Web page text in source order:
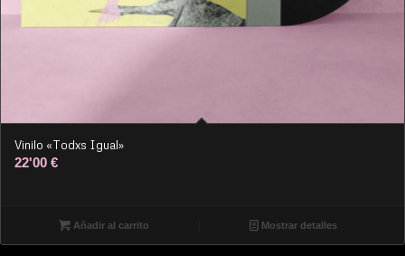
Vinilo «Todxs Igual»
22'00 €
Añadir al carrito Mostrar detalles